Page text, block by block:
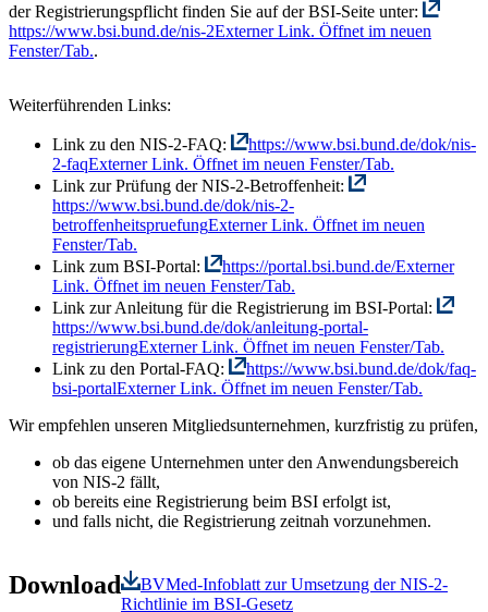
der Registrierungspflicht finden Sie auf der BSI-Seite unter:
https://www.bsi.bund.de/nis-2Externer Link. Öffnet im neuen
Fenster/Tab..
Weiterführenden Links:
Link zu den NIS-2-FAQ:
https://www.bsi.bund.de/dok/nis-
2-faqExterner Link. Öffnet im neuen Fenster/Tab.
Link zur Prüfung der NIS-2-Betroffenheit:
https://www.bsi.bund.de/dok/nis-2-
betroffenheitspruefungExterner Link. Öffnet im neuen
Fenster/Tab.
Link zum BSI-Portal:
https://portal.bsi.bund.de/Externer
Link. Öffnet im neuen Fenster/Tab.
Link zur Anleitung für die Registrierung im BSI-Portal:
https://www.bsi.bund.de/dok/anleitung-portal-
registrierungExterner Link. Öffnet im neuen Fenster/Tab.
Link zu den Portal-FAQ:
https://www.bsi.bund.de/dok/faq-
bsi-portalExterner Link. Öffnet im neuen Fenster/Tab.
Wir empfehlen unseren Mitgliedsunternehmen, kurzfristig zu prüfen,
ob das eigene Unternehmen unter den Anwendungsbereich
von NIS-2 fällt,
ob bereits eine Registrierung beim BSI erfolgt ist,
und falls nicht, die Registrierung zeitnah vorzunehmen.
Download
BVMed-Infoblatt zur Umsetzung der NIS-2-
Richtlinie im BSI-Gesetz